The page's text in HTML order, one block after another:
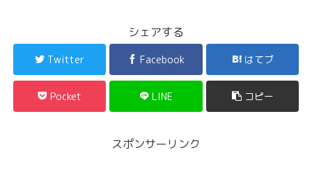
シェアする
Twitter Facebook はてブ
Pocket LINE コピー
スポンサーリンク